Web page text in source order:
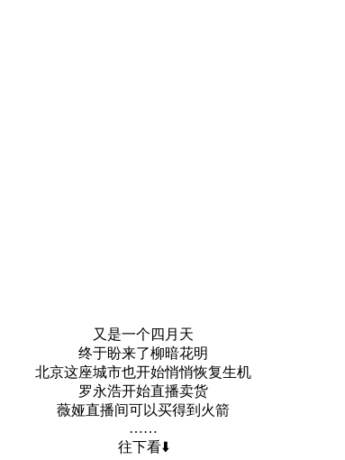
又是一个四月天
终于盼来了柳暗花明
北京这座城市也开始悄悄恢复生机
罗永浩开始直播卖货
薇娅直播间可以买得到火箭
……
往下看⬇️